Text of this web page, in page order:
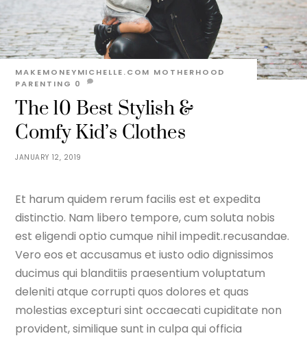
JANUARY 12, 2019
The 10 Best Stylish &
Comfy Kid’s Clothes
MAKEMONEYMICHELLE.COM MOTHERHOOD
PARENTING 0
Et harum quidem rerum facilis est et expedita
distinctio. Nam libero tempore, cum soluta nobis
est eligendi optio cumque nihil impedit.recusandae.
Vero eos et accusamus et iusto odio dignissimos
ducimus qui blanditiis praesentium voluptatum
deleniti atque corrupti quos dolores et quas
molestias excepturi sint occaecati cupiditate non
provident, similique sunt in culpa qui officia